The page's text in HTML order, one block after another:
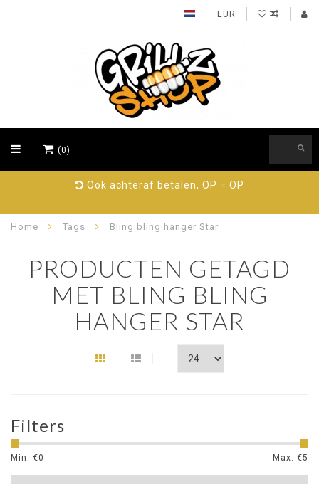
EUR
(0)
Ook achteraf betalen, OP = OP
Home Tags Bling bling hanger Star
PRODUCTEN GETAGD
MET BLING BLING
HANGER STAR
Filters
Min: €0 Max: €5